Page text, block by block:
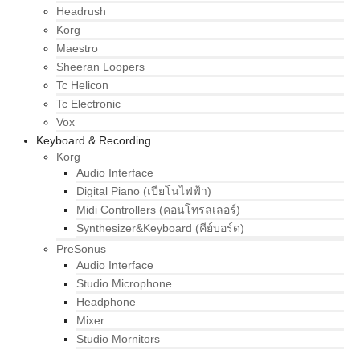
Headrush
Korg
Maestro
Sheeran Loopers
Tc Helicon
Tc Electronic
Vox
Keyboard & Recording
Korg
Audio Interface
Digital Piano (เปียโนไฟฟ้า)
Midi Controllers (คอนโทรลเลอร์)
Synthesizer&Keyboard (คีย์บอร์ด)
PreSonus
Audio Interface
Studio Microphone
Headphone
Mixer
Studio Mornitors